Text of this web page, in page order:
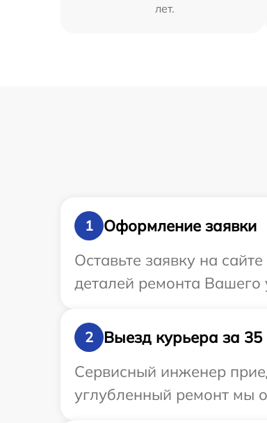
лет.
1
Оформление заявки
Оставьте заявку на
деталей ремонта Вашего
2
Выезд курьера за 35
Сервисный инженер
углубленный ремонт мы